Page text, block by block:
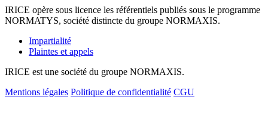
IRICE opère sous licence les référentiels publiés sous le programme
NORMATYS, société distincte du groupe NORMAXIS.
Impartialité
Plaintes et appels
IRICE est une société du groupe NORMAXIS.
Mentions légales Politique de confidentialité CGU